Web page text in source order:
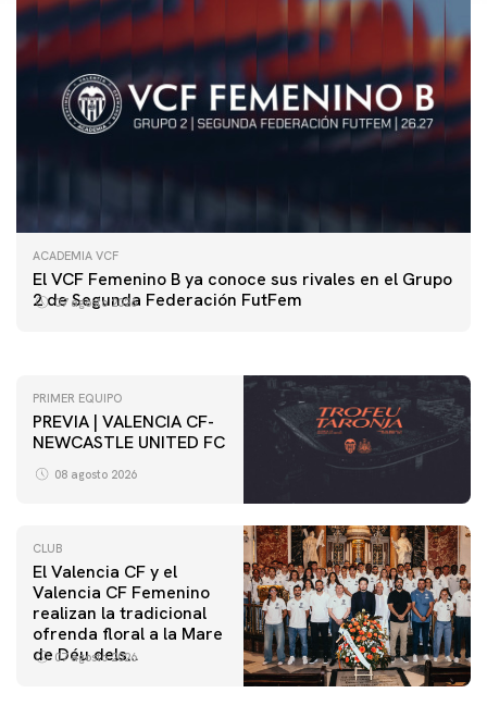
ACADEMIA VCF
El VCF Femenino B ya conoce sus rivales en el Grupo
2 de Segunda Federación FutFem
07 agosto 2026
PRIMER EQUIPO
ENTRENAMIENTO DEL VALENCIA CF 7/8/2026
PRIMER EQUIPO
PREVIA | VALENCIA CF-
NEWCASTLE UNITED FC
08 agosto 2026
CLUB
El Valencia CF y el
Valencia CF Femenino
realizan la tradicional
ofrenda floral a la Mare
de Déu dels
07 agosto 2026